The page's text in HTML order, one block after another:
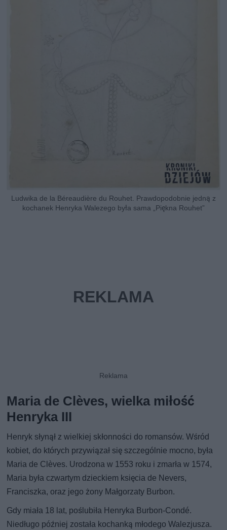
Ludwika de la Béreaudière du Rouhet. Prawdopodobnie jedną z
kochanek Henryka Walezego była sama „Piękna Rouhet”
Maria de Clèves, wielka miłość
Henryka III
Henryk słynął z wielkiej skłonności do romansów. Wśród
kobiet, do których przywiązał się szczególnie mocno, była
Maria de Clèves. Urodzona w 1553 roku i zmarła w 1574,
Maria była czwartym dzieckiem księcia de Nevers,
Franciszka, oraz jego żony Małgorzaty Burbon.
Gdy miała 18 lat, poślubiła Henryka Burbon-Condé.
Niedługo później została kochanką młodego Walezjusza.